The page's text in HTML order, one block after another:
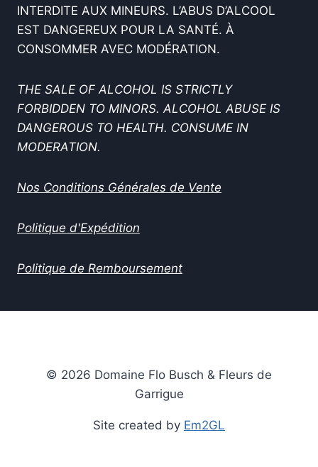
INTERDITE AUX MINEURS. L’ABUS D’ALCOOL
EST DANGEREUX POUR LA SANTÉ. À
CONSOMMER AVEC MODÉRATION.
THE SALE OF ALCOHOL IS STRICTLY
FORBIDDEN TO MINORS. ALCOHOL ABUSE IS
DANGEROUS TO HEALTH. CONSUME IN
MODERATION.
Nos Conditions Générales de Vente
Politique d'Expédition
Politique de Remboursement
© 2026 Domaine Flo Busch & Fleurs de
Garrigue
Site created by Em2GL